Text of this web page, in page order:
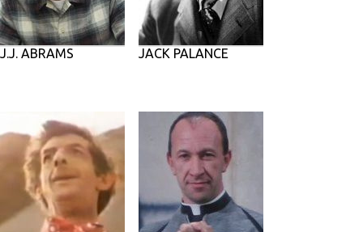
J.J. ABRAMS JACK PALANCE